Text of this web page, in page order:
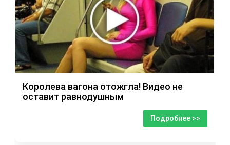
Королева вагона отожгла! Видео не
оставит равнодушным
Подробнее >>